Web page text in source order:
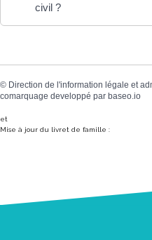
civil ?
© Direction de l'information légale et
comarquage developpé par baseo.io
et
Mise à jour du livret de famille :